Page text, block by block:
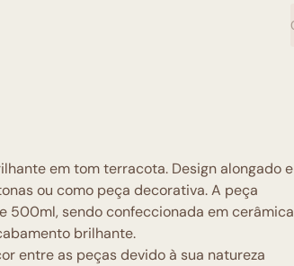
em tom terracota. Design alongado e
ou como peça decorativa. A peça
500ml, sendo confeccionada em cerâmica
brilhante.
entre as peças devido à sua natureza